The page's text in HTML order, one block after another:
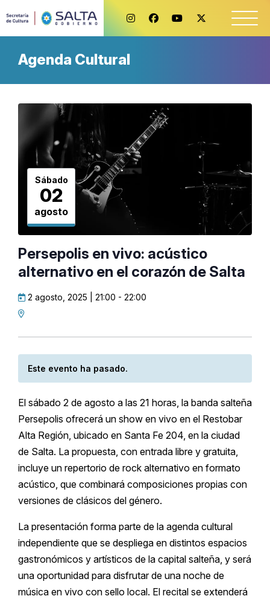
Agenda Cultural
Sábado
02
agosto
Persepolis en vivo: acústico
alternativo en el corazón de Salta
2 agosto, 2025 | 21:00 - 22:00
Este evento ha pasado.
El sábado 2 de agosto a las 21 horas, la banda salteña
Persepolis ofrecerá un show en vivo en el Restobar
Alta Región, ubicado en Santa Fe 204, en la ciudad
de Salta. La propuesta, con entrada libre y gratuita,
incluye un repertorio de rock alternativo en formato
acústico, que combinará composiciones propias con
versiones de clásicos del género.
La presentación forma parte de la agenda cultural
independiente que se despliega en distintos espacios
gastronómicos y artísticos de la capital salteña, y será
una oportunidad para disfrutar de una noche de
música en vivo con sello local. El recital se extenderá